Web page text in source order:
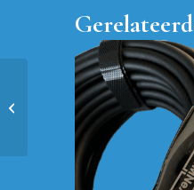
CAB-90M-HFO